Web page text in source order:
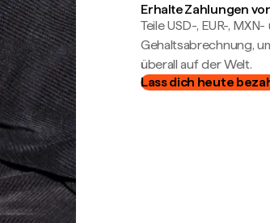
Erhalte Zahlungen
Teile USD-, EUR-,
Gehaltsabrechnung,
überall auf der Welt.
Lass dich heute